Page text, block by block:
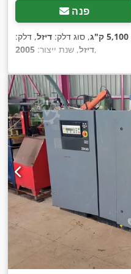
פנה
5,100 ק"ג , סוג דלק: דיזל, דלק:
דיזל, שנת ייצור: 2005 ,